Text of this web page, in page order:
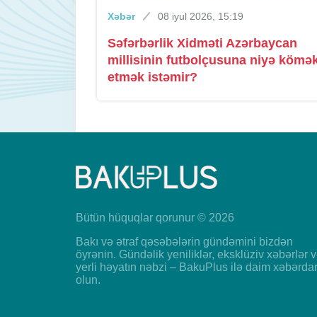
Xəbər 08 iyul 2026, 15:19
Səfərbərlik Xidməti Azərbaycan
millisinin futbolçusuna niyə
etmək istəmir?
Bütün hüquqlar qorunur © 2026
Bakı və ətraf qəsəbələrin gündəmini bizdən
öyrənin. Gündəlik yeniliklər, eksklüziv xəbərlər
yerli həyatın nəbzi – BakuPlus ilə daim xəbərdar
olun.